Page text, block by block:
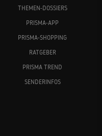
THEMEN-DOSSIERS
PRISMA-APP
PRISMA-SHOPPING
RATGEBER
PRISMA TREND
SENDERINFOS